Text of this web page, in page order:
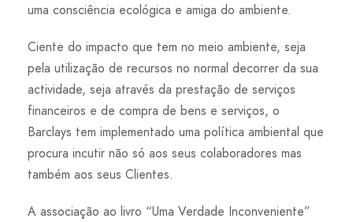
uma consciência ecológica e amiga do ambiente.
Ciente do impacto que tem no meio ambiente, seja
pela utilização de recursos no normal decorrer da sua
actividade, seja através da prestação de serviços
financeiros e de compra de bens e serviços, o
Barclays tem implementado uma política ambiental que
procura incutir não só aos seus colaboradores mas
também aos seus Clientes.
A associação ao livro “Uma Verdade Inconveniente”